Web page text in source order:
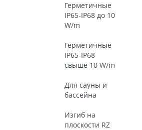
Герметичные
IP65-IP68 до 10
W/m
Герметичные
IP65-IP68
свыше 10 W/m
Для сауны и
бассейна
Изгиб на
плоскости RZ